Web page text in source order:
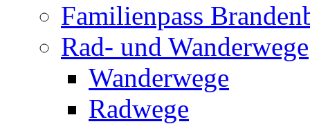
Familienpass
Rad- und Wanderwege
Wanderwege
Radwege